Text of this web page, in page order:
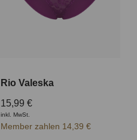
Rio Valeska
15,99 €
inkl. MwSt.
Member zahlen 14,39 €